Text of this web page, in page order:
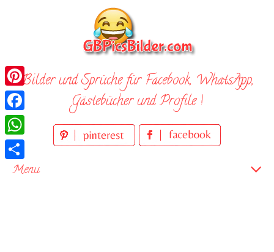
Bilder und Sprüche für Facebook, WhatsApp,
Gästebücher und Profile !
Menu
Pinterest
Facebook
WhatsApp
Teilen